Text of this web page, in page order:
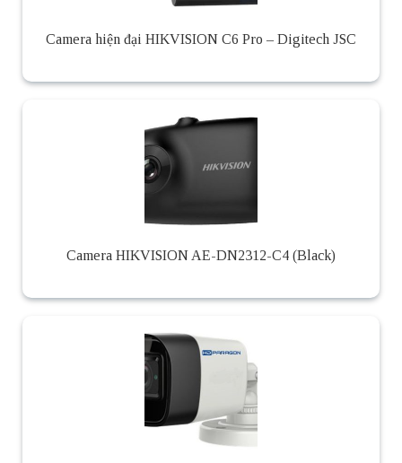
Camera hiện đại HIKVISION C6 Pro – Digitech JSC
Camera HIKVISION AE-DN2312-C4 (Black)